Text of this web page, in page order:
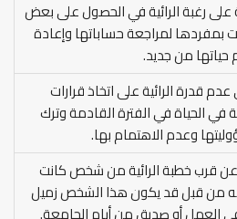
على رغبة الرائية في الحصول على بعض
بمفردها لمراجعة حساباتها وإعادة
حياتها من جديد.
قدرة الرائية على اتخاذ قرارات
في الحياة في الفترة القادمة وترك
وعدم الاهتمام بها.
عن قرب خطبة الرائية من شخص كانت
من قبل قد يكون هذا الشخص زميل